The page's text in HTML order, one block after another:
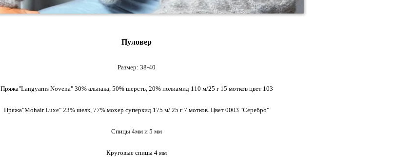
Пуловер
Размер: 38-40
Пряжа"Langyarns Novena" 30% альпака, 50% шерсть, 20% полиамид 110 м/25 г 15 мотков цвет 103
Пряжа"Mohair Luxe" 23% шелк, 77% мохер суперкид 175 м/ 25 г 7 мотков. Цвет 0003 "Серебро"
Спицы 4мм и 5 мм
Круговые спицы 4 мм